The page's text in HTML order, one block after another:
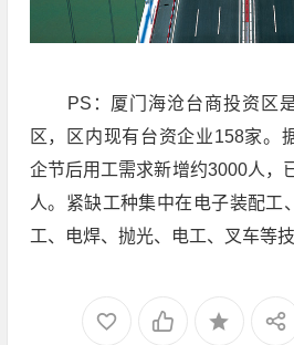
PS：厦门海沧台商投资区是
区，区内现有台资企业158家。
企节后用工需求新增约3000人，
人。紧缺工种集中在电子装配工
工、电焊、抛光、电工、叉车等技